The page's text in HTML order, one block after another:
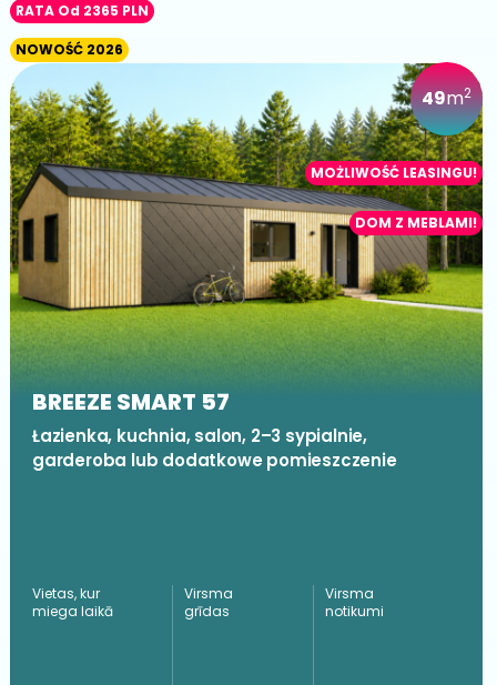
RATA Od 2365 PLN
NOWOŚĆ 2026
49m2
MOŻLIWOŚĆ LEASINGU!
DOM Z MEBLAMI!
BREEZE SMART 57
Łazienka, kuchnia, salon, 2–3 sypialnie,
garderoba lub dodatkowe pomieszczenie
Vietas, kur
miega laikā
Virsma
grīdas
Virsma
notikumi